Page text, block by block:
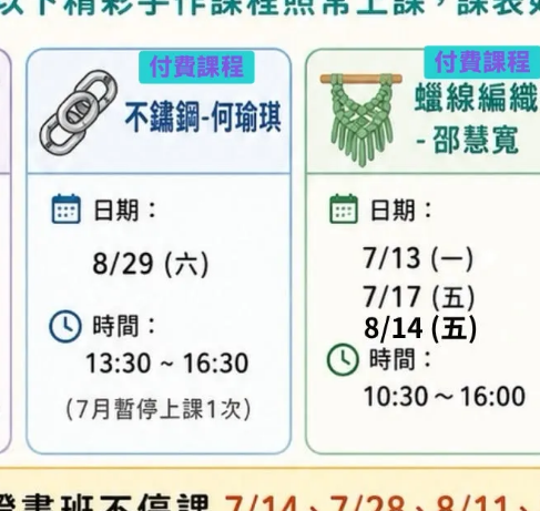
及「退換貨需知」，謝謝。
由專人與您聯繫。
異，實際顏色與網路呈現略有不同，將以實際出貨
繩線、零碼商品、工具、消耗性商品(如膠類…等)，